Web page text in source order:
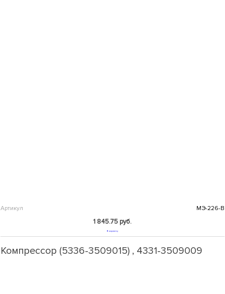
Артикул МЭ-226-В
1 845.75 руб.
В корзину
Компрессор (5336-3509015) , 4331-3509009